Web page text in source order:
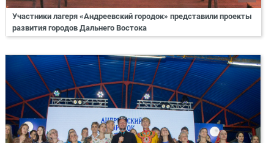
Участники лагеря «Андреевский городок» представили проекты
развития городов Дальнего Востока